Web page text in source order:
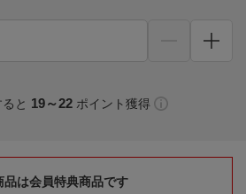
と 19～22 ポイント獲得
品は会員特典商品です